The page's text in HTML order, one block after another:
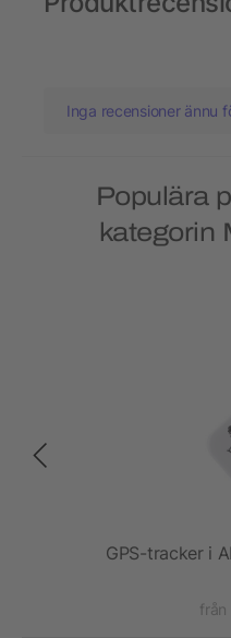
Inga recensioner ännu
Populära
kategorin
GPS-tracker i
från